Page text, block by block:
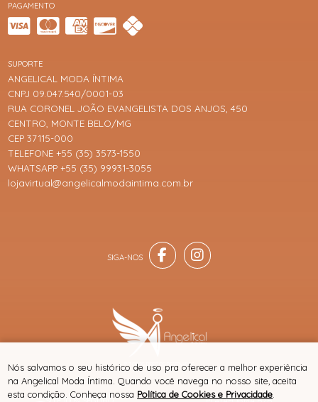
PAGAMENTO
SUPORTE
ANGELICAL MODA ÍNTIMA
CNPJ 09.047.540/0001-03
RUA CORONEL JOÃO EVANGELISTA DOS ANJOS, 450
CENTRO, MONTE BELO/MG
CEP 37115-000
TELEFONE +55 (35) 3573-1550
WHATSAPP +55 (35) 99931-3055
lojavirtual@angelicalmodaintima.com.br
® TODOS DIREITOS RESERVADOS
Nós salvamos o seu histórico de uso pra oferecer a melhor experiência
na Angelical Moda Íntima. Quando você navega no nosso site, aceita
esta condição. Conheça nossa Política de Cookies e Privacidade